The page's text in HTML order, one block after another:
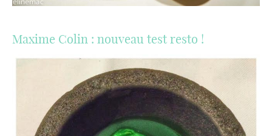
Maxime Colin : nouveau test resto !